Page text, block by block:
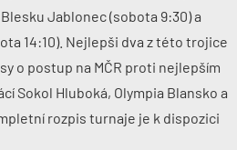
Jablonec (sobota 9:30) a
14:10). Nejlepši dva z této trojice
o postup na MČR proti nejlepším
Sokol Hluboká, Olympia Blansko a
rozpis turnaje je k dispozici